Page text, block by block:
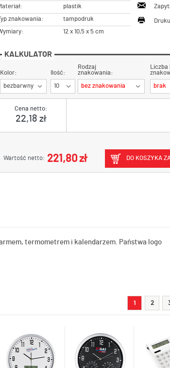
plastik
znakowania:
tampodruk
12 x 10,5 x 5 cm
KALKULATOR
Cena netto:
22,18 zł
Wartość netto: 221,80 zł DO KOSZYKA
Kolor:
bezbarwny
Ilość:
10
Rodzaj
znakowania:
bez znakowania brak
termometrem i kalendarzem. Państwa logo
1 2